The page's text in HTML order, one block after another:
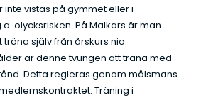
inte vistas på gymmet eller i
olycksrisken. På Malkars är man
själv från årskurs nio.
är denne tvungen att träna med
Detta regleras genom målsmans
Träning i